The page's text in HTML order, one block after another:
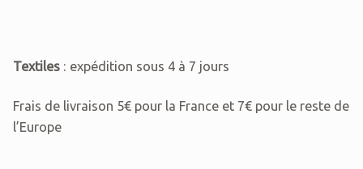
Textiles : expédition sous 4 à 7 jours
Frais de livraison 5€ pour la France et 7€ pour le reste de
l’Europe